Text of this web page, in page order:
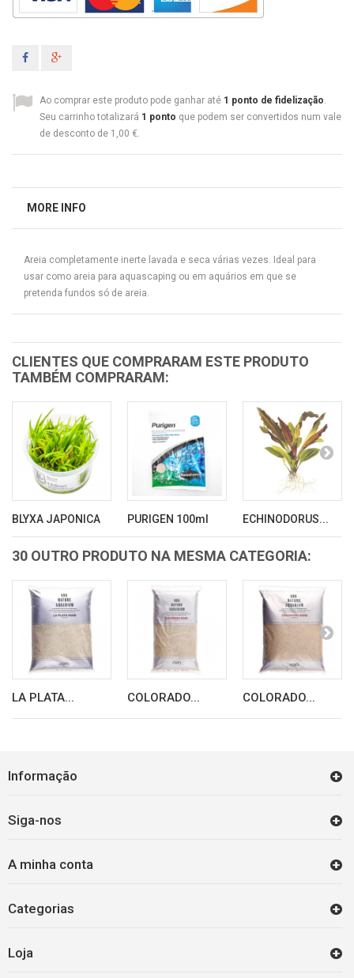
Ao comprar este produto pode ganhar até 1 ponto de fidelização
Seu carrinho totalizará 1 ponto que podem ser convertidos num vale
de desconto de 1,00 €
MORE INFO
Areia completamente inerte lavada e seca várias vezes. Ideal para
usar como areia para aquascaping ou em aquários em que se
pretenda fundos só de areia.
CLIENTES QUE COMPRARAM ESTE PRODUTO
TAMBÉM COMPRARAM:
BLYXA JAPONICA PURIGEN 100ml ECHINODORUS...
30 OUTRO PRODUTO NA MESMA CATEGORIA:
LA PLATA... COLORADO... COLORADO...
Informação
Siga-nos
A minha conta
Categorias
Loja